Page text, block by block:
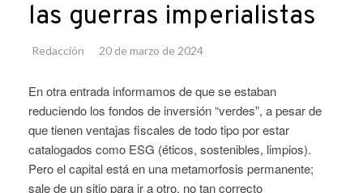
las guerras imperialistas
Redacción 20 de marzo de 2024
En otra entrada informamos de que se estaban
reduciendo los fondos de inversión “verdes”, a pesar de
que tienen ventajas fiscales de todo tipo por estar
catalogados como ESG (éticos, sostenibles, limpios).
Pero el capital está en una metamorfosis permanente;
sale de un sitio para ir a otro, no tan correcto